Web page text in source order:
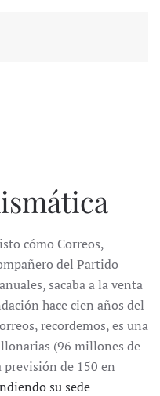
cómo Correos,
del Partido
sacaba a la venta
hace cien años del
recordemos, es una
(96 millones de
previsión de 150 en
su sede